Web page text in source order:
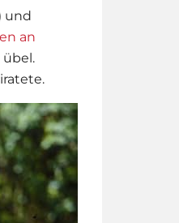
und
an
übel.